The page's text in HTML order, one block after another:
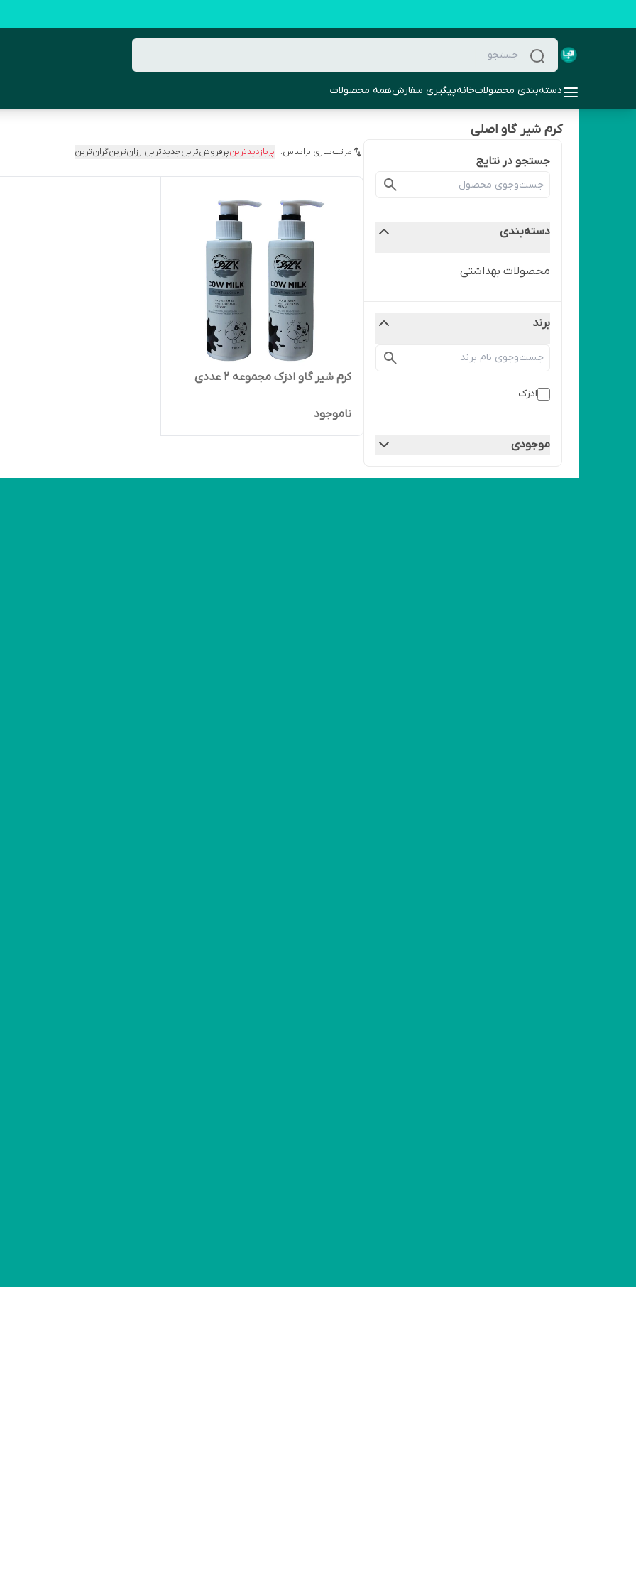
دسته‌بندی محصولاتخانهپیگیری سفارشهمه محصولات
کرم شیر گاو اصلی
جستجو در نتایج
دسته‌بندی
محصولات بهداشتی
برند
ادزک
موجودی
مرتب‌سازی براساس: پربازدیدترینپرفروش‌ترینجدیدترینارزان‌ترینگران‌ترین
کرم شیر گاو ادزک مجموعه 2 عددی
ناموجود